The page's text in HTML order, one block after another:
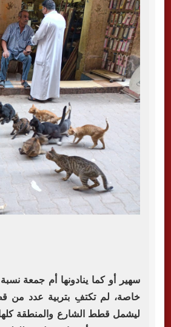
سهير أو كما ينادونها أم جمعة
خاصة، لم تكتفِ بتربية عدد من
ليشمل قطط الشارع والمنطقة كلها،